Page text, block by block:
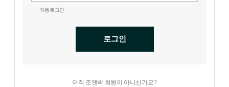
자동로그인
로그인
아직 조앤박 회원이 아니신가요?